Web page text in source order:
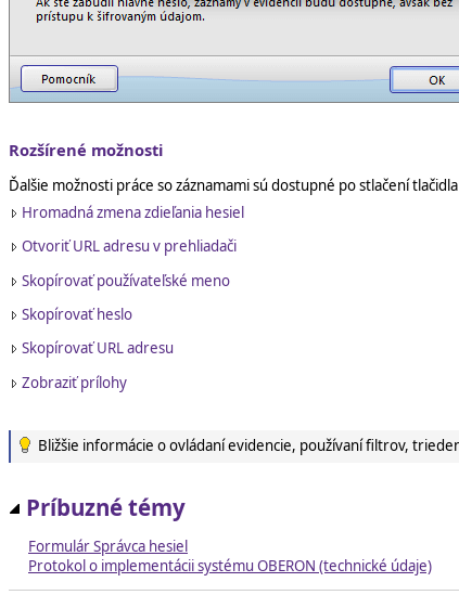
Rozšírené možnosti
Ďalšie možnosti práce so záznamami sú dostupné po stlačení tlačidla
Hromadná zmena zdieľania hesiel
Otvoriť URL adresu v prehliadači
Skopírovať používateľské meno
Skopírovať heslo
Skopírovať URL adresu
Zobraziť prílohy
Bližšie informácie o ovládaní evidencie, používaní filtrov,
Príbuzné témy
Formulár Správca hesiel
Protokol o implementácii systému OBERON (technické údaje)